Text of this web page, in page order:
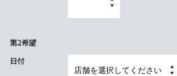
第2希望
日付